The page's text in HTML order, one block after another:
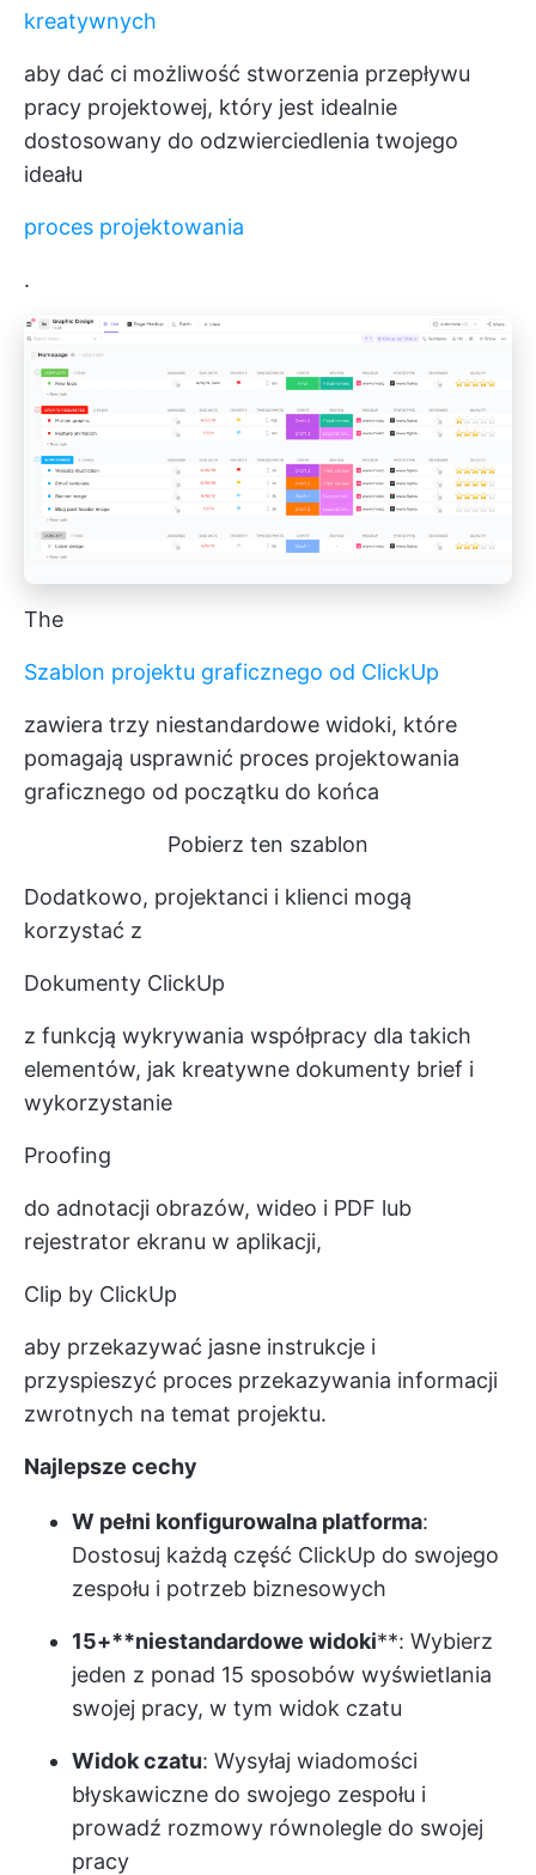
kreatywnych
aby dać ci możliwość stworzenia przepływu
pracy projektowej, który jest idealnie
dostosowany do odzwierciedlenia twojego
ideału
proces projektowania
.
The
Szablon projektu graficznego od ClickUp
zawiera trzy niestandardowe widoki, które
pomagają usprawnić proces projektowania
graficznego od początku do końca
Pobierz ten szablon
Dodatkowo, projektanci i klienci mogą
korzystać z
Dokumenty ClickUp
z funkcją wykrywania współpracy dla takich
elementów, jak kreatywne dokumenty brief i
wykorzystanie
Proofing
do adnotacji obrazów, wideo i PDF lub
rejestrator ekranu w aplikacji,
Clip by ClickUp
aby przekazywać jasne instrukcje i
przyspieszyć proces przekazywania informacji
zwrotnych na temat projektu.
Najlepsze cechy
W pełni konfigurowalna platforma:
Dostosuj każdą część ClickUp do swojego
zespołu i potrzeb biznesowych
15+**niestandardowe widoki**: Wybierz
jeden z ponad 15 sposobów wyświetlania
swojej pracy, w tym widok czatu
Widok czatu: Wysyłaj wiadomości
błyskawiczne do swojego zespołu i
prowadź rozmowy równolegle do swojej
pracy